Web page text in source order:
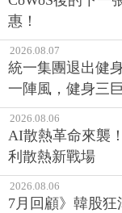
惠！
2026.08.07
統一集團退出健
一陣風，健身三
2026.08.06
AI散熱革命來襲
利散熱新戰場
2026.08.06
7月回顧》韓股